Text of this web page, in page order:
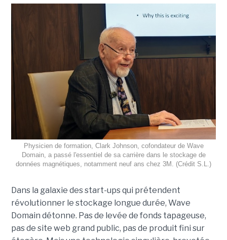
Physicien de formation, Clark Johnson, cofondateur de Wave
Domain, a passé l'essentiel de sa carrière dans le stockage de
données magnétiques, notamment neuf ans chez 3M. (Crédit S.L.)
Dans la galaxie des start-ups qui prétendent
révolutionner le stockage longue durée, Wave
Domain détonne. Pas de levée de fonds tapageuse,
pas de site web grand public, pas de produit fini sur